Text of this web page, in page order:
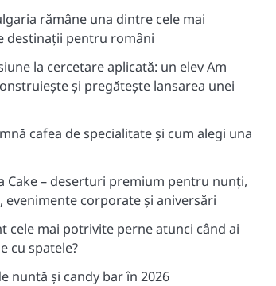
rămâne una dintre cele mai
destinații pentru români
la cercetare aplicată: un elev Am
și pregătește lansarea unei
cafea de specialitate și cum alegi una
Cake – deserturi premium pentru nunți,
evenimente corporate și aniversări
cele mai potrivite perne atunci când ai
cu spatele?
nuntă și candy bar în 2026